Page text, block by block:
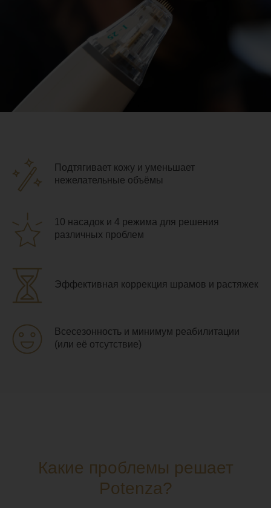
Подтягивает кожу и уменьшает
нежелательные объёмы
10 насадок и 4 режима для решения
различных проблем
Эффективная коррекция шрамов и растяжек
Всесезонность и минимум реабилитации
(или её отсутствие)
Какие проблемы решает
Potenza?